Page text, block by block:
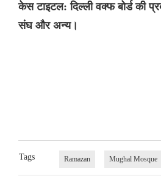
केस टाइटल: दिल्ली वक्फ बोर्ड की
संघ और अन्य।
Tags Ramazan Mughal Mosque